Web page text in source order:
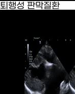
퇴행성 판막질환